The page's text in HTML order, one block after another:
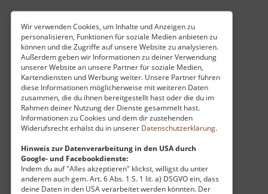
Wir verwenden Cookies, um Inhalte und Anzeigen zu
personalisieren, Funktionen für soziale Medien anbieten zu
können und die Zugriffe auf unsere Website zu analysieren.
Außerdem geben wir Informationen zu deiner Verwendung
unserer Website an unsere Partner für soziale Medien,
Kartendiensten und Werbung weiter. Unsere Partner führen
diese Informationen möglicherweise mit weiteren Daten
zusammen, die du ihnen bereitgestellt hast oder die du im
Rahmen deiner Nutzung der Dienste gesammelt hast.
Informationen zu Cookies und dem dir zustehenden
Widerufsrecht erhälst du in unserer Datenschutzerklärung.
Hinweis zur Datenverarbeitung in den USA durch
Google- und Facebookdienste:
Indem du auf "Alles akzeptieren" klickst, willigst du unter
anderem auch gem. Art. 6 Abs. 1 S. 1 lit. a) DSGVO ein, dass
deine Daten in den USA verarbeitet werden könnten. Der
Wiesenbad
Archimedische Schraube
Energieerlebnispfad / Osterzgebirge
aktuell vom 23.07.2024 / Zugriffe: 10790
58 km vom aktuellen Standort
Der Spielplatz mit großem
Wasserexperimentierfeld - unter anderem mit
einer Archimedischen Schraube - ist Teil des
Energieerlebnispfades. An dieser Station kann